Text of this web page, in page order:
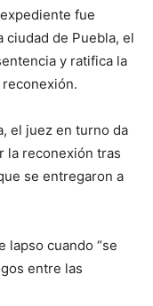
fue
ciudad de Puebla, el
y ratifica la
reconexión.
el juez en turno da
la reconexión tras
se entregaron a
lapso cuando “se
entre las